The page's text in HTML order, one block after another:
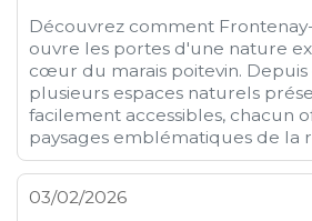
Découvrez comment
ouvre les portes d'une nature
cœur du marais poitevin.
plusieurs espaces naturels
facilement accessibles, chacun
paysages emblématiques de la
03/02/2026